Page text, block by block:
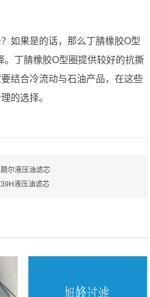
如果是的话，那么丁腈橡胶O型
。丁腈橡胶O型圈提供较好的抗撕
结合冷流动与石油产品，在这些
的选择。
尔液压油滤芯
液压油滤芯